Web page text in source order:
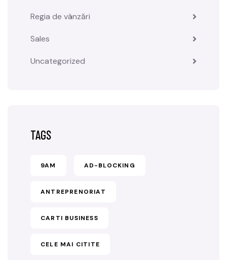
Regia de vânzări
Sales
Uncategorized
TAGS
9AM AD-BLOCKING
ANTREPRENORIAT
CARTI BUSINESS
CELE MAI CITITE